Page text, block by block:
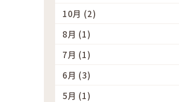
10月 (2)
8月 (1)
7月 (1)
6月 (3)
5月 (1)